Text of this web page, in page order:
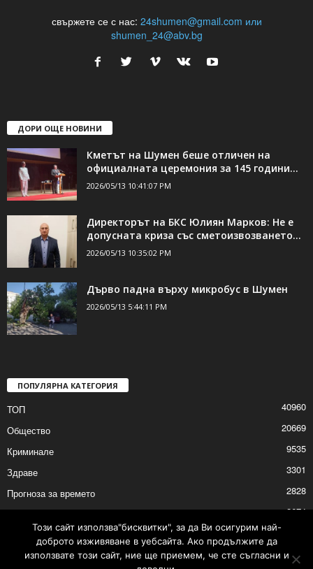
свържете се с нас: 24shumen@gmail.com или
shumen_24@abv.bg
ДОРИ ОЩЕ НОВИНИ
Кметът на Шумен беше отличен на
официалната церемония за 145 години...
2026/05/13 10:41:07 PM
Директорът на БКС Юлиян Марков: Не е
допусната криза със сметоизвозването...
2026/05/13 10:35:02 PM
Дърво падна върху микробус в Шумен
2026/05/13 5:44:11 PM
ПОПУЛЯРНА КАТЕГОРИЯ
ТОП
40960
Общество
20669
Криминале
9535
Здраве
3301
Прогноза за времето
2828
Политика
2674
Култура
Този сайт използва"бисквитки", за да Ви осигурим най-
доброто изживяване в уебсайта. Ако продължите да
използвате този сайт, ние ще приемем, че сте съгласни и